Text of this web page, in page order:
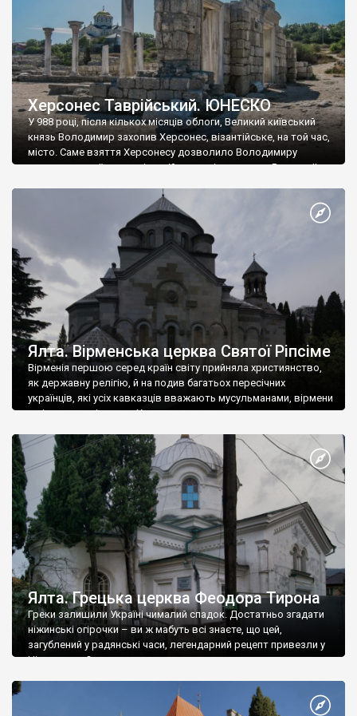
Херсонес Таврійський. ЮНЕСКО
У 988 році, після кількох місяців облоги, Великий київський
князь Володимир захопив Херсонес, візантійське, на той час,
місто. Саме взяття Херсонесу дозволило Володимиру
диктувати свої умови візантійському імператору Василю ІІ, та
Херсонесі Володимир-язичник, став Василем-християнином.
А потім було Хрещення Русі. На честь Херсонесу Таврійського
Ялта. Вірменська церква Святої Ріпсіме
Вірменія першою серед країн світу прийняла християнство,
як державну релігію, й на подив багатьох пересічних
українців, які усіх кавказців вважають мусульманами, вірмени
є відданими вірянами Христа
Ялта. Грецька церква Феодора Тирона
Греки залишили Україні чималий спадок. Достатньо згадати
ніжинські огірочки – ви ж мабуть всі знаєте, що цей,
загублений у радянські часи, легендарний рецепт привезли у
Ніжин греки?